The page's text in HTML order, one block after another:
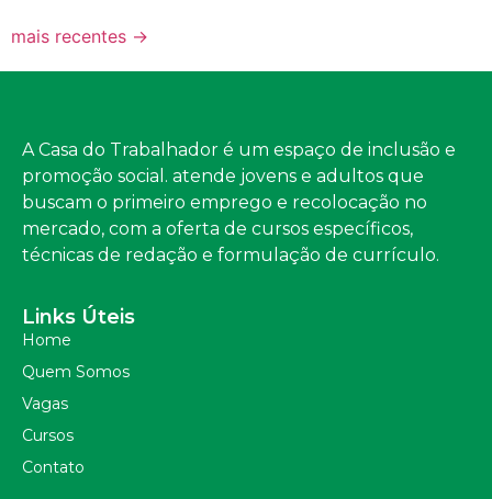
mais recentes →
A Casa do Trabalhador é um espaço de inclusão e
promoção social. atende jovens e adultos que
buscam o primeiro emprego e recolocação no
mercado, com a oferta de cursos específicos,
técnicas de redação e formulação de currículo.
Links Úteis
Home
Quem Somos
Vagas
Cursos
Contato